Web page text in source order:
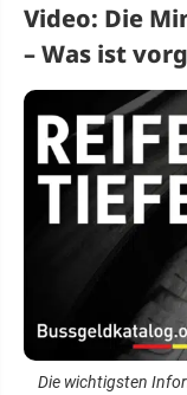
Video: Die
– Was ist
Die wichtigsten